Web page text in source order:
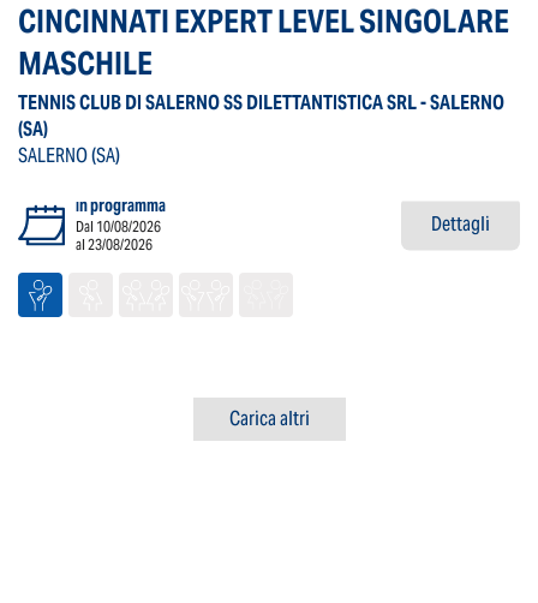
CINCINNATI EXPERT LEVEL SINGOLARE
MASCHILE
TENNIS CLUB DI SALERNO SS DILETTANTISTICA SRL - SALERNO
(SA)
SALERNO(SA)
in programma
Dal 10/08/2026
al 23/08/2026
Dettagli
Carica altri